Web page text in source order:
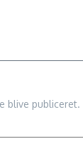
blive publiceret.